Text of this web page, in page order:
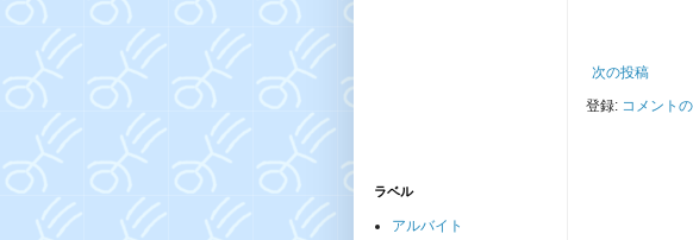
次の投稿
登録: コメント
ラベル
アルバイト